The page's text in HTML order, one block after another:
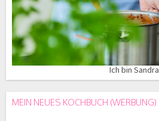
Ich bin Sandra
MEIN NEUES KOCHBUCH (WERBUNG)